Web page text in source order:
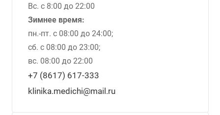
Вс. с 8:00 до 22:00
Зимнее время:
пн.-пт. с 08:00 до 24:00;
сб. с 08:00 до 23:00;
вс. 08:00 до 22:00
+7 (8617) 617-333
klinika.medichi@mail.ru